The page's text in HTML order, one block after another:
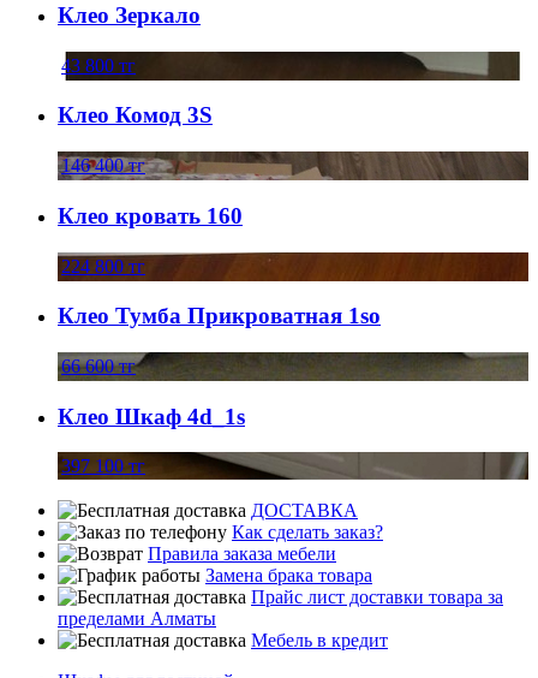
Клео Зеркало
43 800 тг
Клео Комод 3S
146 400тг
Клео кровать 160
224 800 тг
Клео Тумба Прикроватная 1so
66 600тг
Клео Шкаф 4d_1s
397 100 тг
ДОСТАВКА
Как сделать заказ?
Правила заказа мебели
Замена брака товара
Прайс лист доставки товара за
пределами Алматы
Мебель в кредит